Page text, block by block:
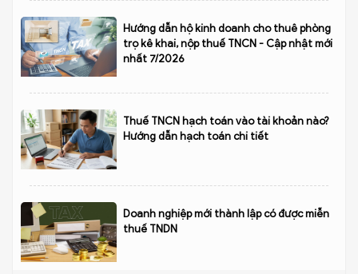
Hướng dẫn hộ kinh doanh cho thuê phòng
trọ kê khai, nộp thuế TNCN - Cập nhật mới
nhất 7/2026
Thuế TNCN hạch toán vào tài khoản nào?
Hướng dẫn hạch toán chi tiết
Doanh nghiệp mới thành lập có được miễn
thuế TNDN